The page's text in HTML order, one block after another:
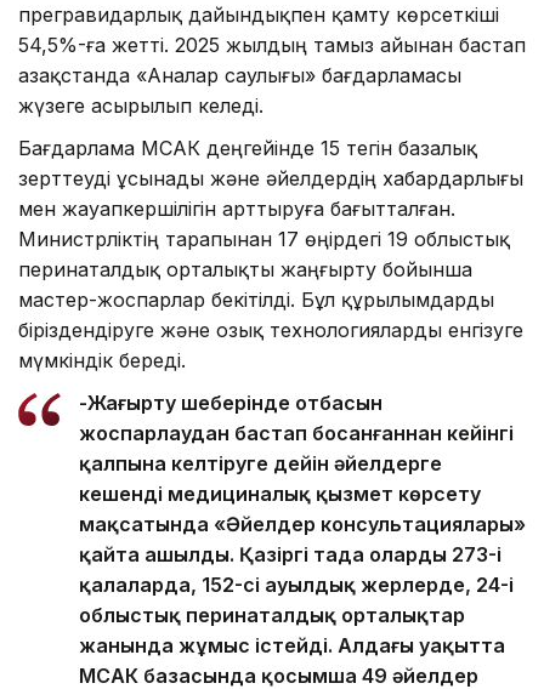
прегравидарлық дайындықпен қамту көрсеткіші
54,5%-ға жетті. 2025 жылдың тамыз айынан бастап
Қазақстанда «Аналар саулығы» бағдарламасы
жүзеге асырылып келеді.
Бағдарлама МСАК деңгейінде 15 тегін базалық
зерттеуді ұсынады және әйелдердің хабардарлығы
мен жауапкершілігін арттыруға бағытталған.
Министрліктің тарапынан 17 өңірдегі 19 облыстық
перинаталдық орталықты жаңғырту бойынша
мастер-жоспарлар бекітілді. Бұл құрылымдарды
біріздендіруге және озық технологияларды енгізуге
мүмкіндік береді.
-Жаңғырту шеңберінде отбасын
жоспарлаудан бастап босанғаннан кейінгі
қалпына келтіруге дейін әйелдерге
кешенді медициналық қызмет көрсету
мақсатында «Әйелдер консультациялары»
қайта ашылды. Қазіргі таңда олардың 273-і
қалаларда, 152-сі ауылдық жерлерде, 24-і
облыстық перинаталдық орталықтар
жанында жұмыс істейді. Алдағы уақытта
МСАК базасында қосымша 49 әйелдер